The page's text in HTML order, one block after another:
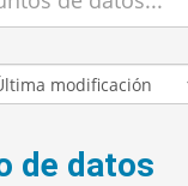
de datos